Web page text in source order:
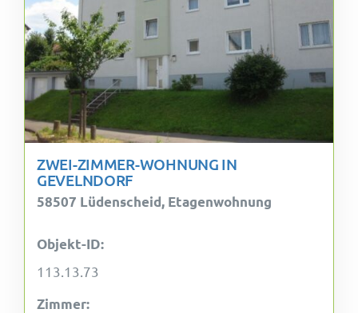
ZWEI-ZIMMER-WOHNUNG IN
GEVELNDORF
58507 Lüdenscheid, Etagenwohnung
Objekt-ID:
113.13.73
Zimmer: